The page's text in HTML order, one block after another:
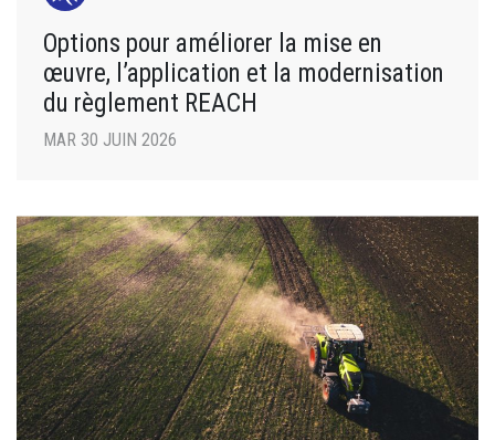
Options pour améliorer la mise en
œuvre, l’application et la modernisation
du règlement REACH
MAR 30 JUIN 2026